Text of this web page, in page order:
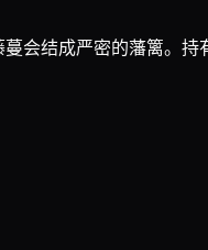
会结成严密的藩篱。